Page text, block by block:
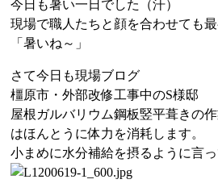
今日も暑い一日でした（汗）
現場で職人たちと顔を合わせても
「暑いね～」
さて今日も現場ブログ
橿原市・外部改修工事中のS様邸
屋根ガルバリウム鋼板竪平葺きの
はほんとうに体力を消耗します。
小まめに水分補給を摂るように言っ